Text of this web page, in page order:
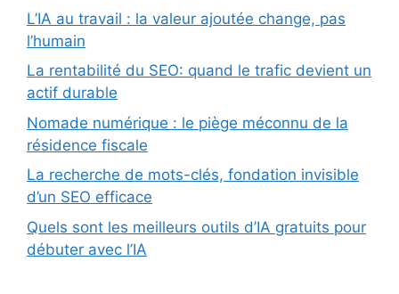
L’IA au travail : la valeur ajoutée change, pas
l’humain
La rentabilité du SEO: quand le trafic devient un
actif durable
Nomade numérique : le piège méconnu de la
résidence fiscale
La recherche de mots-clés, fondation invisible
d’un SEO efficace
Quels sont les meilleurs outils d’IA gratuits pour
débuter avec l’IA